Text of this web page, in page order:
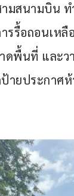
ามสนามบิน
รรื้อถอนเห
ดพื้นที่ และว
ยประกาศห้